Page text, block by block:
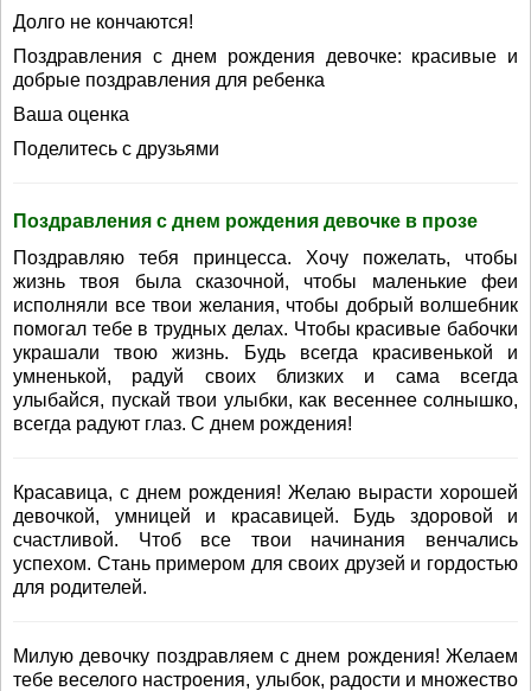
Долго не кончаются!
Поздравления с днем рождения девочке: красивые и
добрые поздравления для ребенка
Ваша оценка
Поделитесь с друзьями
Поздравления с днем рождения девочке в прозе
Поздравляю тебя принцесса. Хочу пожелать, чтобы
жизнь твоя была сказочной, чтобы маленькие феи
исполняли все твои желания, чтобы добрый волшебник
помогал тебе в трудных делах. Чтобы красивые бабочки
украшали твою жизнь. Будь всегда красивенькой и
умненькой, радуй своих близких и сама всегда
улыбайся, пускай твои улыбки, как весеннее солнышко,
всегда радуют глаз. С днем рождения!
Красавица, с днем рождения! Желаю вырасти хорошей
девочкой, умницей и красавицей. Будь здоровой и
счастливой. Чтоб все твои начинания венчались
успехом. Стань примером для своих друзей и гордостью
для родителей.
Милую девочку поздравляем с днем рождения! Желаем
тебе веселого настроения, улыбок, радости и множество